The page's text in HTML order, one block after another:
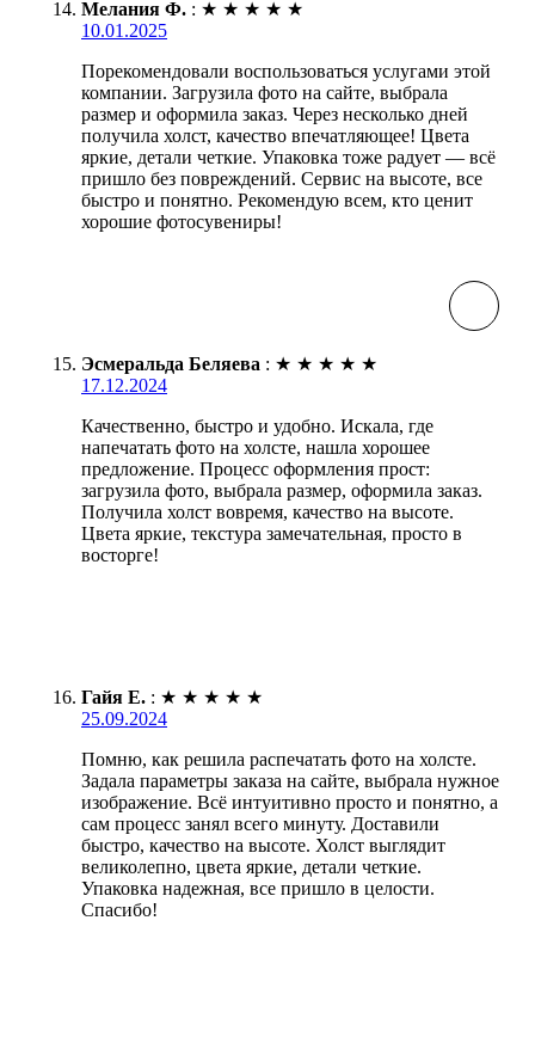
Мелания Ф. : ★ ★ ★ ★ ★
10.01.2025
Порекомендовали воспользоваться услугами этой
компании. Загрузила фото на сайте, выбрала
размер и оформила заказ. Через несколько дней
получила холст, качество впечатляющее! Цвета
яркие, детали четкие. Упаковка тоже радует — всё
пришло без повреждений. Сервис на высоте, все
быстро и понятно. Рекомендую всем, кто ценит
хорошие фотосувениры!
Эсмеральда Беляева : ★ ★ ★ ★ ★
17.12.2024
Качественно, быстро и удобно. Искала, где
напечатать фото на холсте, нашла хорошее
предложение. Процесс оформления прост:
загрузила фото, выбрала размер, оформила заказ.
Получила холст вовремя, качество на высоте.
Цвета яркие, текстура замечательная, просто в
восторге!
Гайя Е. : ★ ★ ★ ★ ★
25.09.2024
Помню, как решила распечатать фото на холсте.
Задала параметры заказа на сайте, выбрала нужное
изображение. Всё интуитивно просто и понятно, а
сам процесс занял всего минуту. Доставили
быстро, качество на высоте. Холст выглядит
великолепно, цвета яркие, детали четкие.
Упаковка надежная, все пришло в целости.
Спасибо!